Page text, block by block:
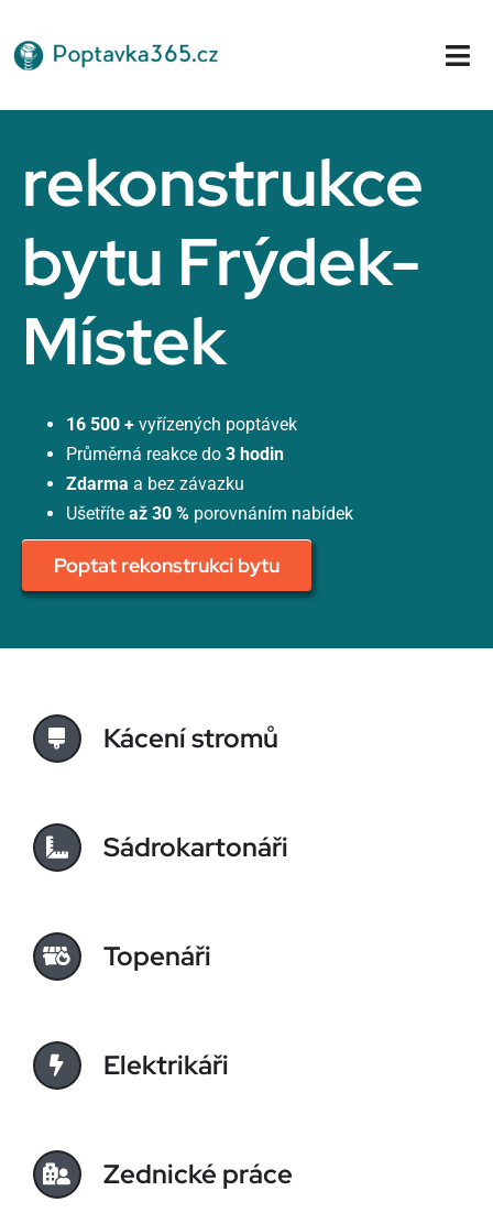
na
obsah
rekonstrukce
bytu Frýdek-
Místek
16 500 + vyřízených poptávek
Průměrná reakce do 3 hodin
Zdarma a bez závazku
Ušetříte až 30 %porovnáním nabídek
Poptat rekonstrukci bytu
Kácení stromů
Sádrokartonáři
Topenáři
Elektrikáři
Zednické práce